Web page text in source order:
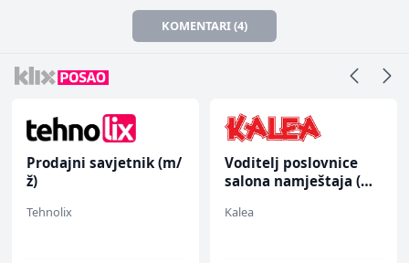
KOMENTARI (4)
Prodajni savjetnik (m/
ž)
Tehnolix
Voditelj poslovnice
salona namještaja (m/
Kalea